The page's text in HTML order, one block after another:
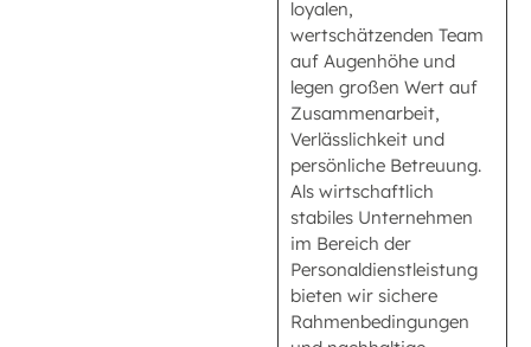
loyalen,
wertschätzenden Team
auf Augenhöhe und
legen großen Wert auf
Zusammenarbeit,
Verlässlichkeit und
persönliche Betreuung.
Als wirtschaftlich
stabiles Unternehmen
im Bereich der
Personaldienstleistung
bieten wir sichere
Rahmenbedingungen